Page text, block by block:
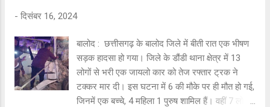
को 17 वर्षीय छात्रा के बीमार होने की सूचना मिली. हॉस्टल
कम-स्कूल (Hostel-Cum-School) आदिवासी विकास
विभाग द्वारा संचालित है. टॉयलेट की खिड़की से बच्चे को
बहार फेंका हॉस्टल में रहने वाली अन्य छात्राओं ने
सुपरिटेंडेंट को बताया कि लड़...
- दिसंबर 16, 2024
बालोद : छत्तीसगढ़ के बालोद जिले में बीती रात एक भीषण
सड़क हादसा हो गया। जिले के डौंडी थाना क्षेत्र में 13
लोगों से भरी एक जायलो कार को तेज रफ्तार ट्रक ने
टक्कर मार दी। इस घटना में 6 की मौके पर ही मौत हो गई,
जिनमें एक बच्चे, 4 महिला 1 पुरुष शामिल हैं। वहीं 7 लोग